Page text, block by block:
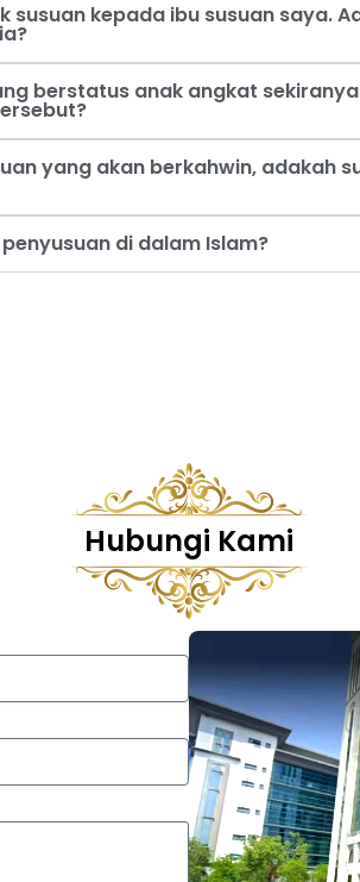
susuan kepada ibu susuan saya.
berstatus anak angkat
yang akan berkahwin, adakah
di dalam Islam?
Hubungi Kami